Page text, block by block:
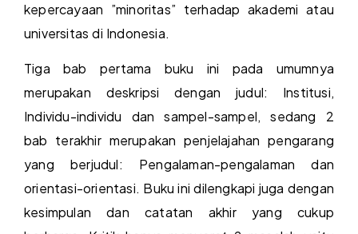
kepercayaan ”minoritas” terhadap akademi atau
universitas di Indonesia.
Tiga bab pertama buku ini pada umumnya
merupakan deskripsi dengan judul: Institusi,
Individu-individu dan sampel-sampel, sedang 2
bab terakhir merupakan penjelajahan pengarang
yang berjudul: Pengalaman-pengalaman dan
orientasi-orientasi. Buku ini dilengkapi juga dengan
kesimpulan dan catatan akhir yang cukup